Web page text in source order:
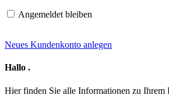
Angemeldet bleiben
Neues Kundenkonto anlegen
Hallo .
Hier finden Sie alle Informationen zu Ihrem